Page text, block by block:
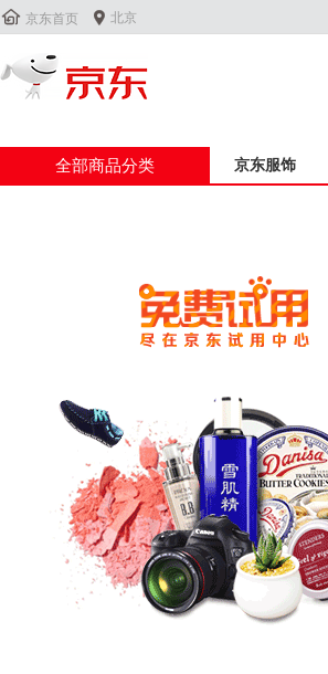
 京东首页  北京
全部商品分类 京东服饰